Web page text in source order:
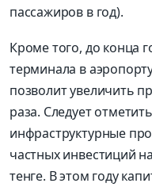
пассажиров в год).
Кроме того, до конца
терминала в
позволит увеличить
раза. Следует
инфраструктурные
частных инвестиций
тенге. В этом году